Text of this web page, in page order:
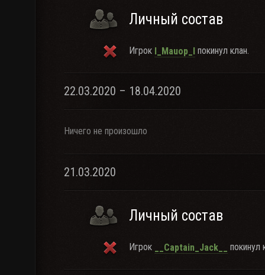
Личный состав
Игрок I_Mauop_I покинул клан.
22.03.2020 – 18.04.2020
Ничего не произошло
21.03.2020
Личный состав
Игрок __Captain_Jack__ покинул